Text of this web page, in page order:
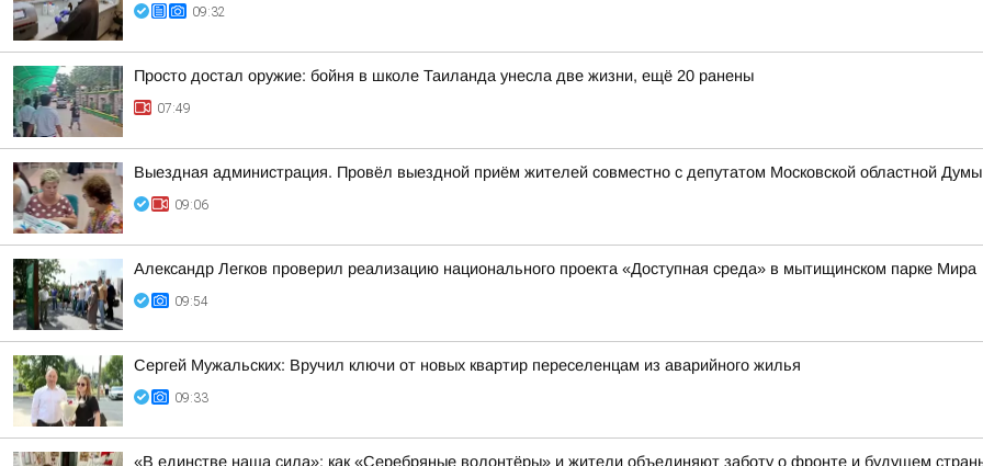
09:32
Просто достал оружие: бойня в школе Таиланда унесла две жизни, ещё 20 ранены
07:49
Выездная администрация. Провёл выездной приём жителей совместно с депутатом Московской областной
09:06
Александр Легков проверил реализацию национального проекта «Доступная среда» в мытищинском парке Мира
09:54
Сергей Мужальских: Вручил ключи от новых квартир переселенцам из аварийного жилья
09:33
«В единстве наша сила»: как «Серебряные волонтёры» и жители объединяют заботу о фронте и будущем